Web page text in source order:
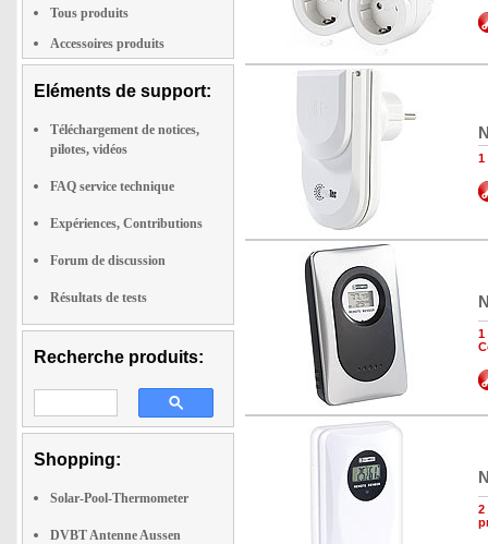
Tous produits
Accessoires produits
Eléments de support:
Téléchargement de notices,
pilotes, vidéos
FAQ service technique
Expériences, Contributions
Forum de discussion
Résultats de tests
Recherche produits:
Shopping:
Solar-Pool-Thermometer
DVBT Antenne Aussen
1
1
2